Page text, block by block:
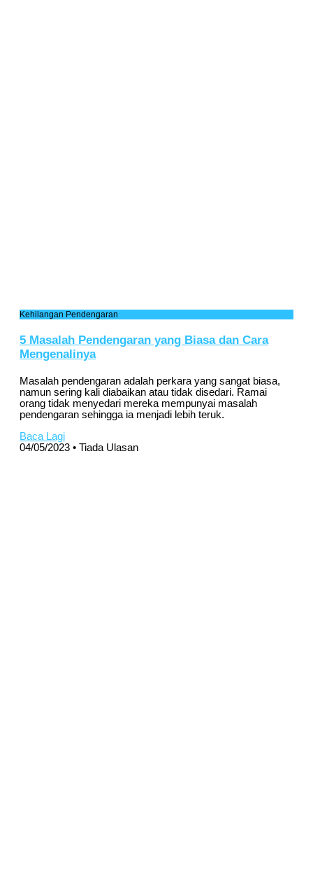
Kehilangan Pendengaran
5 Masalah Pendengaran yang Biasa dan Cara
Mengenalinya
Masalah pendengaran adalah perkara yang sangat biasa,
namun sering kali diabaikan atau tidak disedari. Ramai
orang tidak menyedari mereka mempunyai masalah
pendengaran sehingga ia menjadi lebih teruk.
Baca Lagi
04/05/2023
Tiada Ulasan